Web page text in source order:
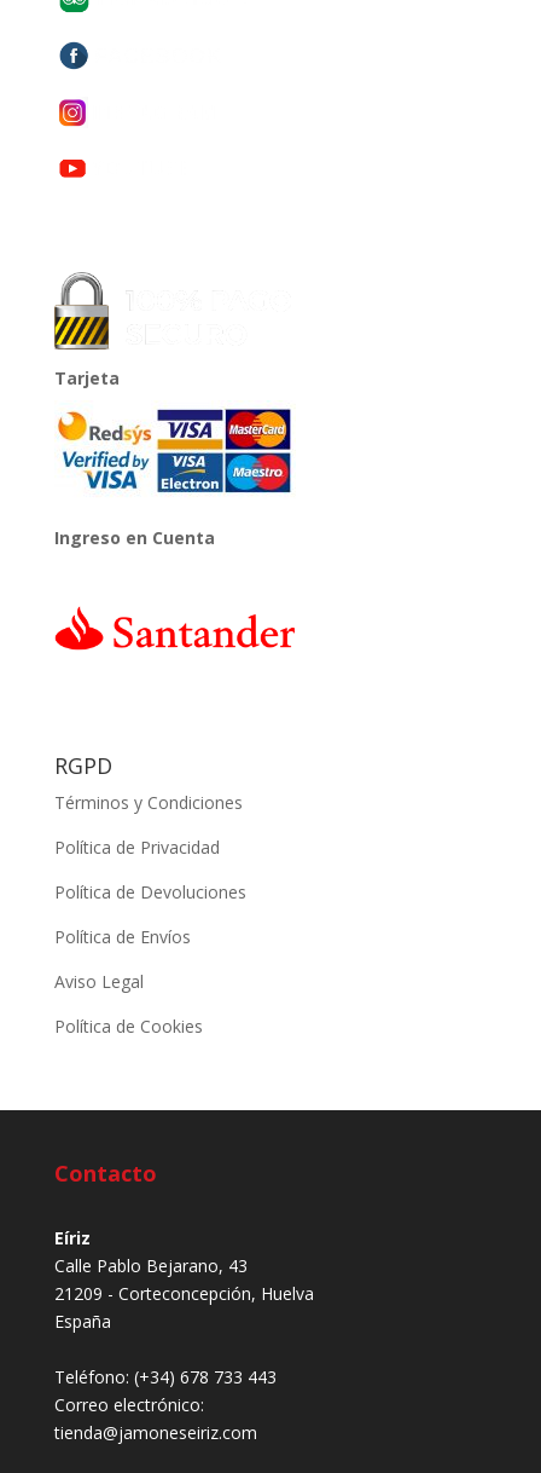
Tarjeta
Ingreso en Cuenta
RGPD
Términos y Condiciones
Política de Privacidad
Política de Devoluciones
Política de Envíos
Aviso Legal
Política de Cookies
Contacto
Eíriz
Calle Pablo Bejarano, 43
21209 - Corteconcepción, Huelva
España
Teléfono: (+34) 678 733 443
Correo electrónico:
tienda@jamoneseiriz.com